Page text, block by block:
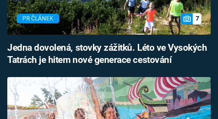
PR ČLÁNEK 7
Jedna dovolená, stovky zážitků. Léto ve Vysokých
Tatrách je hitem nové generace cestování